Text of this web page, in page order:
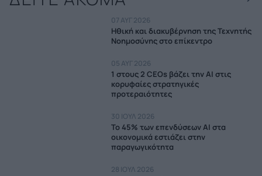
07 ΑΥΓ 2026
Ηθική και διακυβέρνηση της Τεχνητής
Νοημοσύνης στο επίκεντρο
05 ΑΥΓ 2026
1 στους 2 CEOs βάζει την ΑΙ στις
κορυφαίες στρατηγικές
προτεραιότητες
30 ΙΟΥΛ 2026
Το 45% των επενδύσεων AI στα
οικονομικά εστιάζει στην
παραγωγικότητα
28 ΙΟΥΛ 2026